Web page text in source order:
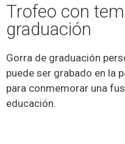
Trofeo con
graduación
Gorra de graduación
puede ser grabado en la
para conmemorar una
educación.